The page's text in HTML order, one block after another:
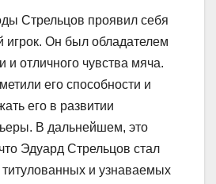
Стрельцов проявил себя
игрок. Он был обладателем
и отличного чувства мяча.
его способности и
его в развитии
В дальнейшем, это
Эдуард Стрельцов стал
и узнаваемых